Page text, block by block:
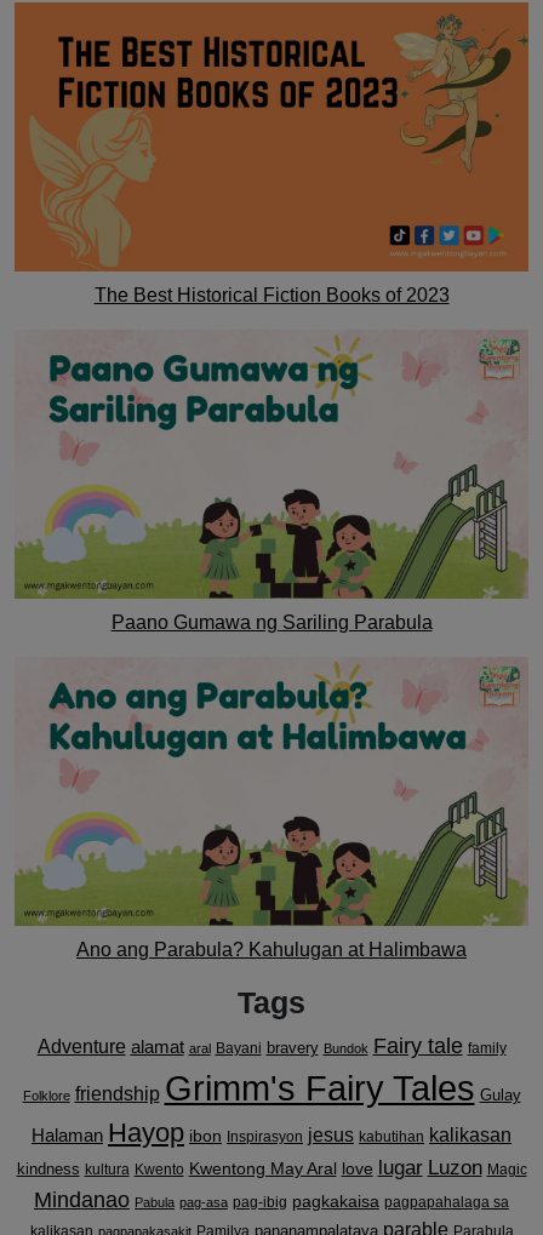
The Best Historical Fiction Books of 2023
Paano Gumawa ng Sariling Parabula
Ano ang Parabula? Kahulugan at Halimbawa
Tags
Adventure alamat aral Bayani bravery Bundok Fairy tale family
Folklore friendship Grimm's Fairy Tales Gulay
Halaman Hayop ibon Inspirasyon jesus kabutihan kalikasan
kindness kultura Kwento Kwentong May Aral love lugar Luzon Magic
Mindanao Pabula pag-asa pag-ibig pagkakaisa pagpapahalaga sa
kalikasan pagpapakasakit Pamilya pananampalataya parable Parabula